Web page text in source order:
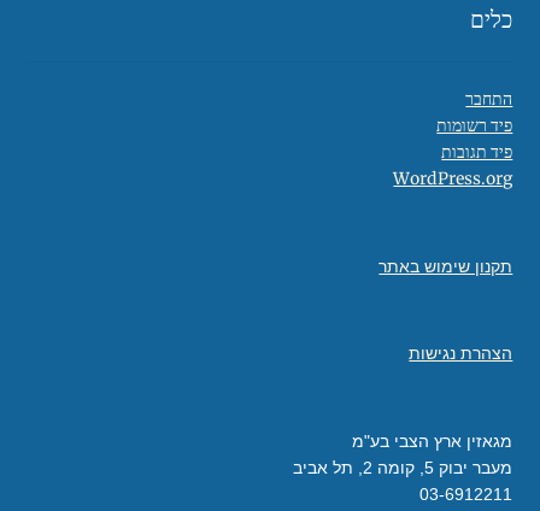
כלים
התחבר
פיד רשומות
פיד תגובות
WordPress.org
תקנון שימוש באתר
הצהרת נגישות
מגאזין ארץ הצבי בע"מ
מעבר יבוק 5, קומה 2, תל אביב
03-6912211